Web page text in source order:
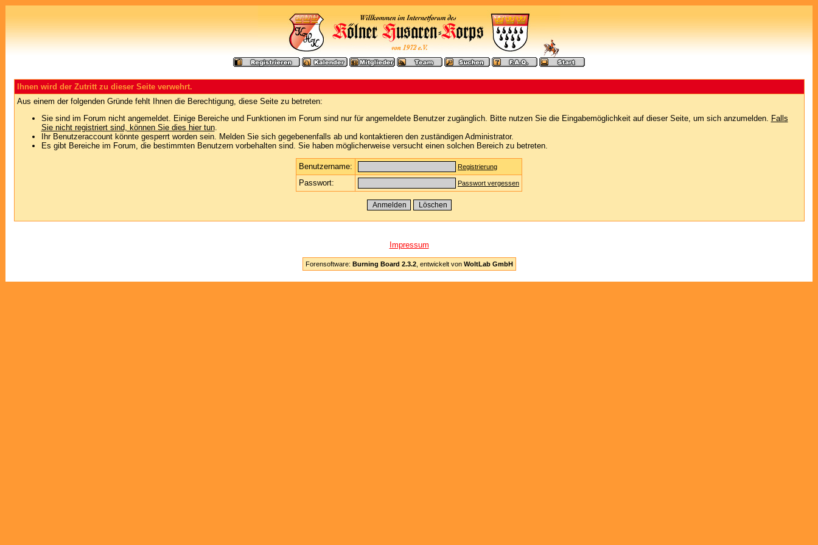
Ihnen wird der Zutritt zu dieser Seite verwehrt.
Aus einem der folgenden Gründe fehlt Ihnen die Berechtigung, diese Seite zu betreten:
Sie sind im Forum nicht angemeldet. Einige Bereiche und Funktionen im Forum sind nur für angemeldete Benutzer zugänglich. Bitte nutzen Sie die Eingabemöglichkeit auf dieser Seite, um sich anzumelden. Falls
Sie nicht registriert sind, können Sie dies hier tun.
Ihr Benutzeraccount könnte gesperrt worden sein. Melden Sie sich gegebenenfalls ab und kontaktieren den zuständigen Administrator.
Es gibt Bereiche im Forum, die bestimmten Benutzern vorbehalten sind. Sie haben möglicherweise versucht einen solchen Bereich zu betreten.
Benutzername: Registrierung
Passwort: Passwort vergessen
Impressum
Forensoftware: Burning Board 2.3.2, entwickelt von WoltLab GmbH